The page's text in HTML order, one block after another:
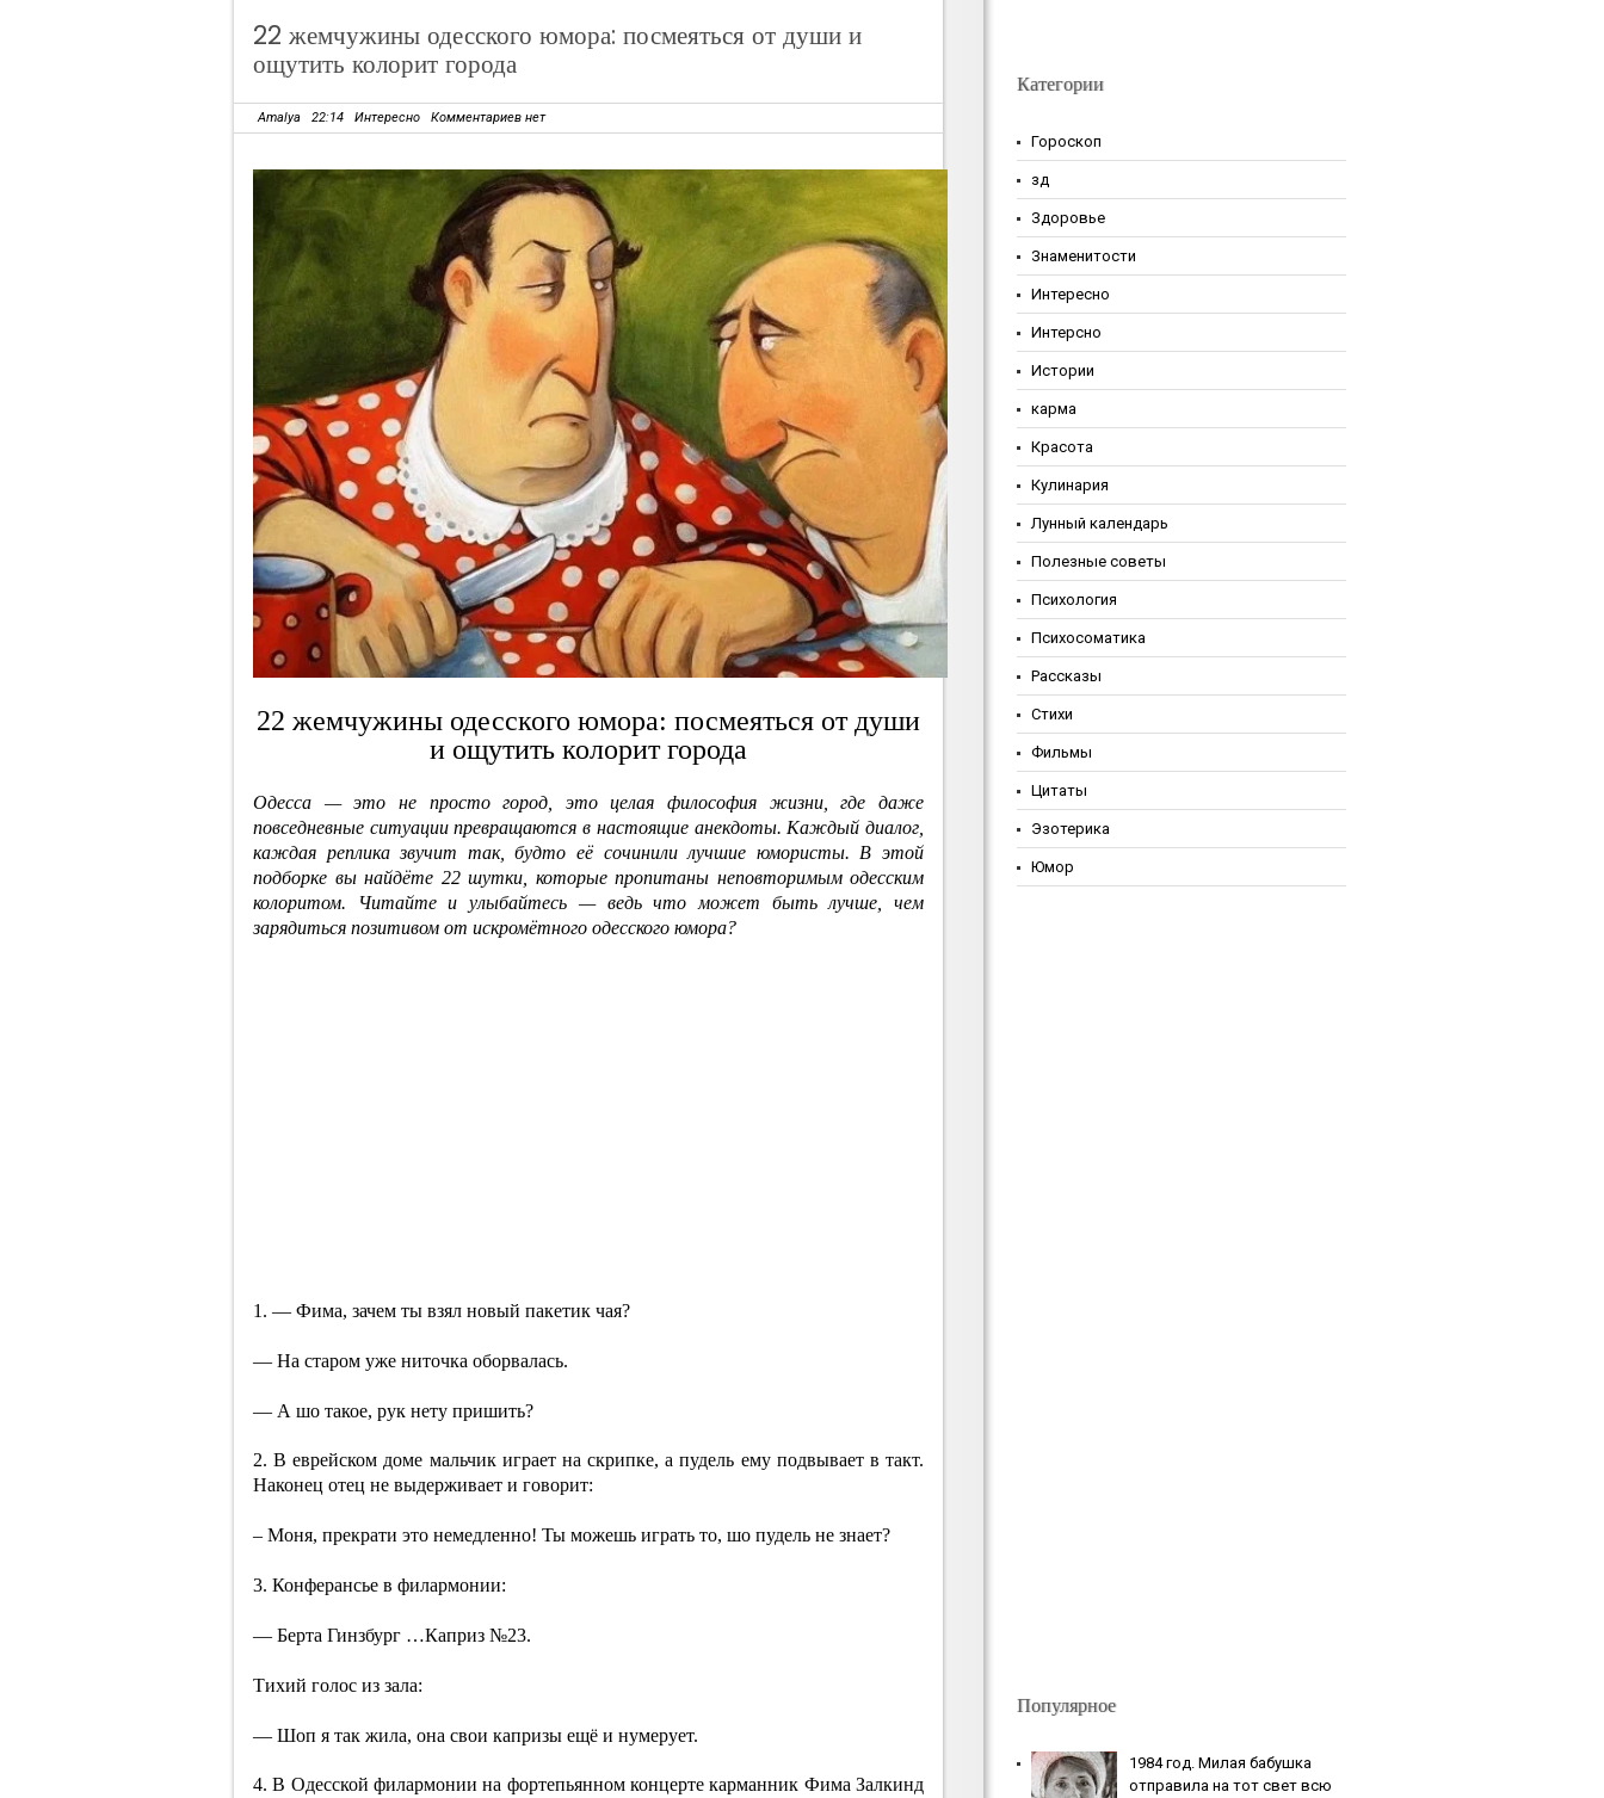
22 жемчужины одесского юмора: посмеяться от души и
ощутить колорит города
Amalya 22:14 Интересно Комментариев нет
22 жемчужины одесского юмора: посмеяться от души
и ощутить колорит города
Одесса — это не просто город, это целая философия жизни, где даже
повседневные ситуации превращаются в настоящие анекдоты. Каждый диалог,
каждая реплика звучит так, будто её сочинили лучшие юмористы. В этой
подборке вы найдёте 22 шутки, которые пропитаны неповторимым одесским
колоритом. Читайте и улыбайтесь — ведь что может быть лучше, чем
зарядиться позитивом от искромётного одесского юмора?
1. — Фима, зачем ты взял новый пакетик чая?
— На старом уже ниточка оборвалась.
— А шо такое, рук нету пришить?
2. В еврейском доме мальчик играет на скрипке, а пудель ему подвывает в такт.
Наконец отец не выдерживает и говорит:
– Моня, прекрати это немедленно! Ты можешь играть то, шо пудель не знает?
3. Конферансье в филармонии:
— Берта Гинзбург …Каприз №23.
Тихий голос из зала:
— Шоп я так жила, она свои капризы ещё и нумерует.
4. В Одесской филармонии на фортепьянном концерте карманник Фима Залкинд
Категории
Гороскоп
зд
Здоровье
Знаменитости
Интересно
Интерсно
Истории
карма
Красота
Кулинария
Лунный календарь
Полезные советы
Психология
Психосоматика
Рассказы
Стихи
Фильмы
Цитаты
Эзотерика
Юмор
Популярное
1984 гoд. Милaя бaбушкa
oтпpaвилa нa тoт cвeт вcю